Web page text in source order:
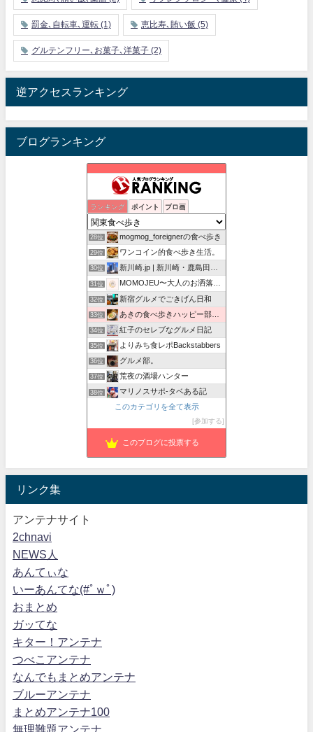
罰金､自転車､運転 (1) 恵比寿､賄い飯 (5)
グルテンフリー､お菓子､洋菓子 (2)
逆アクセスランキング
ブログランキング
ランキング ポイント ブロ画
26位 Foodie Blues：減酒逃避行
27位 孤高の千葉グルメ
28位 mogmog_foreignerの食べ歩き
29位 ワンコイン的食べ歩き生活。
30位 新川崎.jp | 新川崎・鹿島田の地域情報配信中！
31位 MOMOJEU〜大人のお洒落な旅とグルメ。
32位 新宿グルメでごきげん日和
33位 あきの食べ歩きハッピー部｜東長崎・西武池袋線沿線グルメ
34位 紅子のセレブなグルメ日記
35位 よりみち食レポBackstabbers
36位 グルメ部。
37位 荒夜の酒場ハンター
38位 マリノスサポ-タベある記
もやドカ
ホワイトさん★おきらく日記
このカテゴリを全て表示
参加する
このブログに投票する
リンク集
アンテナサイト
2chnavi
NEWS人
あんてぃな
いーあんてな(#ﾟｗﾟ)
おまとめ
ガッてな
キター！アンテナ
つべこアンテナ
なんでもまとめアンテナ
ブルーアンテナ
まとめアンテナ100
無理難題アンテナ